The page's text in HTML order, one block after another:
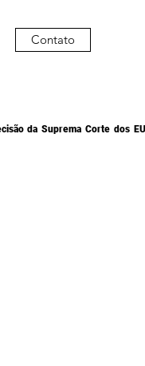
da Suprema Corte dos
Contato